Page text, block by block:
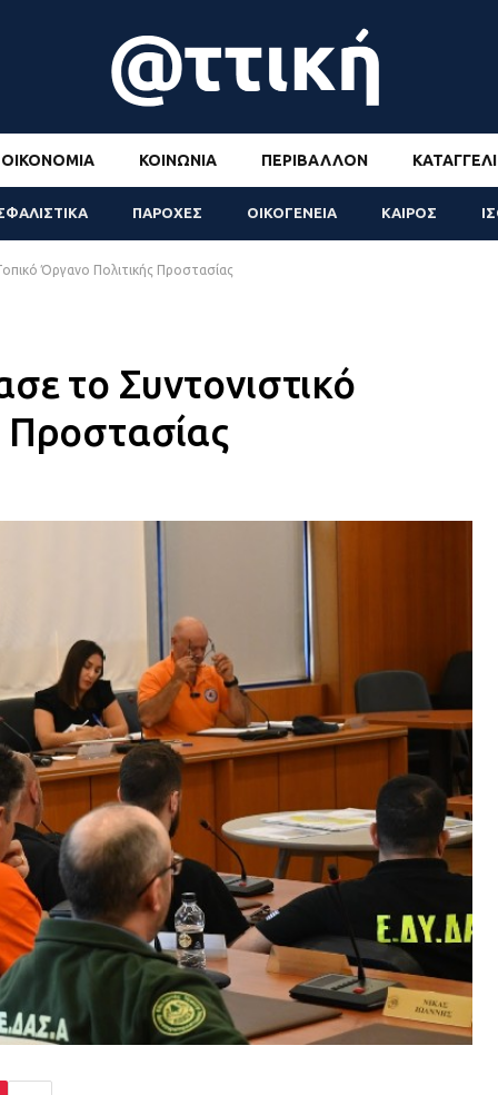
ΟΙΚΟΝΟΜΊΑ ΚΟΙΝΩΝΊΑ ΠΕΡΙΒΆΛΛΟΝ
ΠΑΡΟΧΕΣ ΟΙΚΟΓΕΝΕΙΑ ΚΑΙΡΟΣ
Όργανο Πολιτικής Προστασίας
το Συντονιστικό
Προστασίας